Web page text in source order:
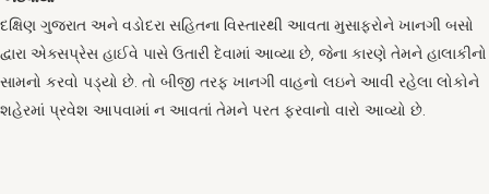
દક્ષિણ ગુજરાત અને વડોદરા સહિતના વિસ્તારથી આવતા મુસાફરોને ખાનગી બસો
દ્વારા એક્સપ્રેસ હાઈવે પાસે ઉતારી દેવામાં આવ્યા છે, જેના કારણે તેમને હાલાકીનો
સામનો કરવો પડ્યો છે. તો બીજી તરફ ખાનગી વાહનો લઇને આવી રહેલા લોકોને
શહેરમાં પ્રવેશ આપવામાં ન આવતાં તેમને પરત ફરવાનો વારો આવ્યો છે.